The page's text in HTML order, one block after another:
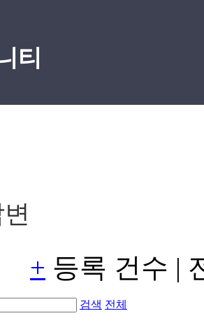
티
+ 등록 건수 |
검색 전체